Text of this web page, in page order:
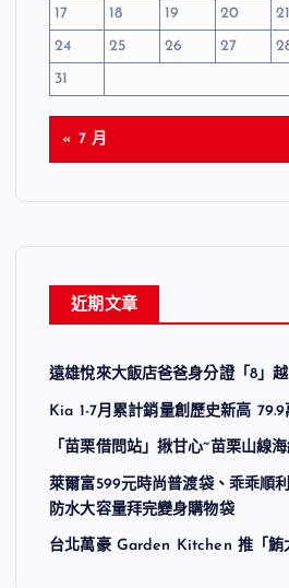
17
18 19 20 21
24
25 26 27
31
« 7 月
近期文章
遠雄悅來大飯店爸爸身分證「8」
Kia 1-7月累計銷量創歷史新高
「苗栗借問站」揪甘心~苗栗山線
萊爾富599元時尚普渡袋、乖乖順
防水大容量拜完變身購物袋
台北萬豪 Garden Kitchen 推「鮪